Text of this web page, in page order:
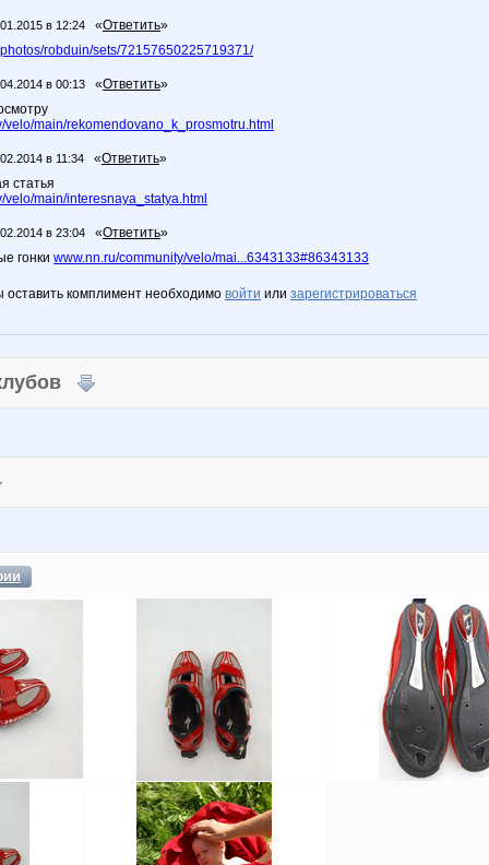
в 12:24 «Ответить»
robduin/sets/72157650225719371/
в 00:13 «Ответить»
velo/main/rekomendovano_k_prosmotru.html
в 11:34 «Ответить»
статья
velo/main/interesnaya_statya.html
в 23:04 «Ответить»
гонки www.nn.ru/community/velo/mai...6343133#86343133
комплимент необходимо войти или зарегистрироваться